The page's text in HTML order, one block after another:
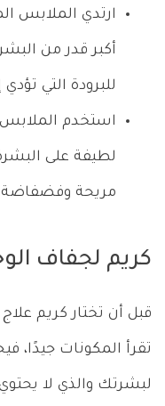
ارتدي الملابس
أكبر قدر من
للبرودة التي
استخدم
لطيفة على
مريحة
كريم لجفاف
قبل أن تختار كريم
تقرأ المكونات جيدًا،
لبشرتك والذي لا يحتوي